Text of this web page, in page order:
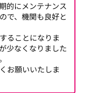
的にメンテナンス
で、機関も良好と
ることになりま
少なくなりました
お願いいたしま